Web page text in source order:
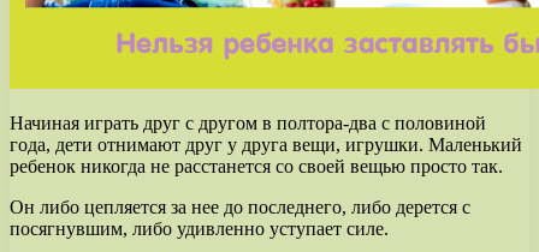
Начиная играть друг с другом в полтора-два с половиной
года, дети отнимают друг у друга вещи, игрушки. Маленький
ребенок никогда не расстанется со своей вещью просто так.
Он либо цепляется за нее до последнего, либо дерется с
посягнувшим, либо удивленно уступает силе.